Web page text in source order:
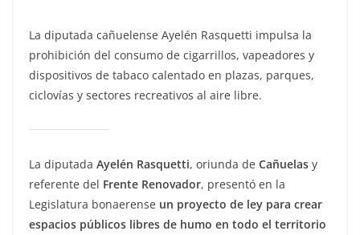
La diputada cañuelense Ayelén Rasquetti impulsa la
prohibición del consumo de cigarrillos, vapeadores y
dispositivos de tabaco calentado en plazas, parques,
ciclovías y sectores recreativos al aire libre.
La diputada Ayelén Rasquetti, oriunda de Cañuelas y
referente del Frente Renovador, presentó en la
Legislatura bonaerense un proyecto de ley para crear
espacios públicos libres de humo en todo el territorio